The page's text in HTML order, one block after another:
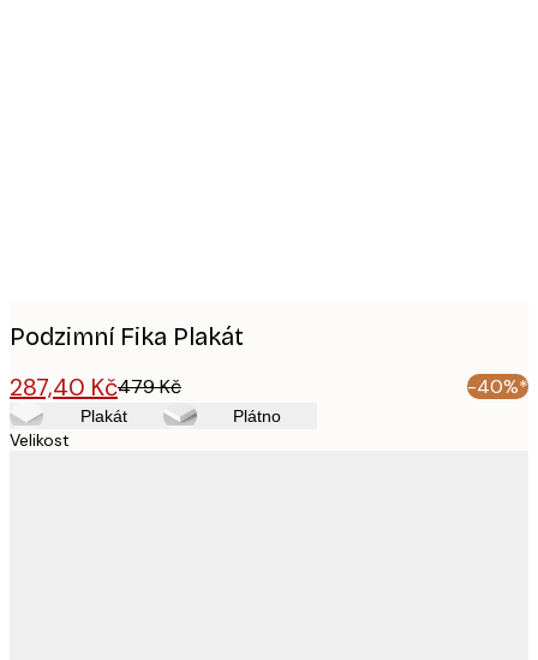
Podzimní Fika Plakát
287,40 Kč479 Kč -40%*
Plakát Plátno
Velikost